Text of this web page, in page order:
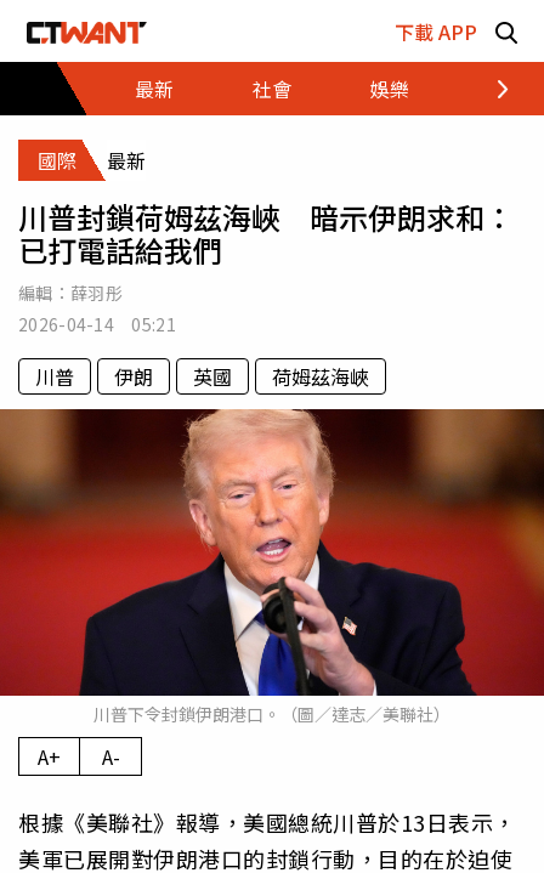
下載 APP
最新
社會 娛樂 財經
國際 最新
川普封鎖荷姆茲海峽 暗示伊朗求和：
已打電話給我們
編輯： 薛羽彤
2026-04-14 05:21
川普 伊朗 英國 荷姆茲海峽
川普下令封鎖伊朗港口。（圖／達志／美聯社）
A+ A-
根據《美聯社》報導，美國總統川普於13日表示，
美軍已展開對伊朗港口的封鎖行動，目的在於迫使